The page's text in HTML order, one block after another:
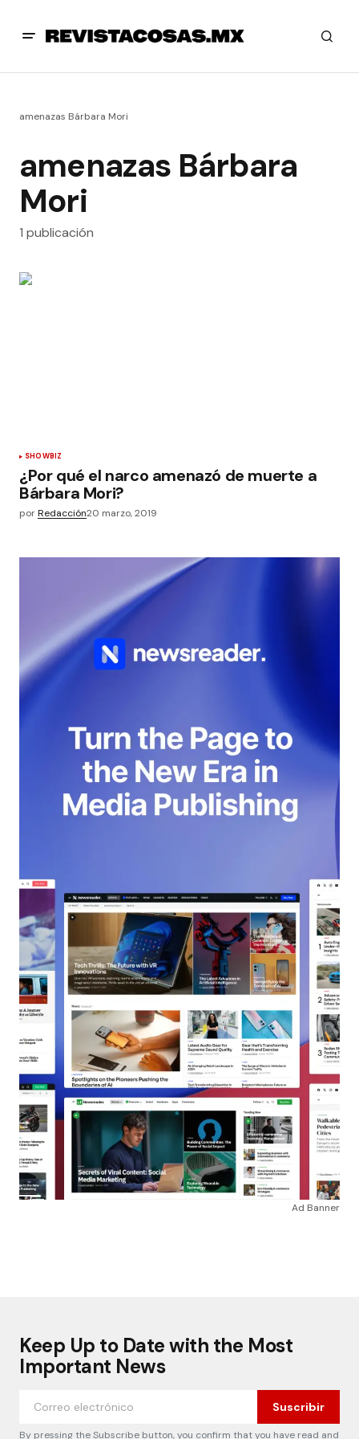
amenazas Bárbara Mori
amenazas Bárbara
Mori
1 publicación
SHOWBIZ
¿Por qué el narco amenazó de muerte a
Bárbara Mori?
porRedacción20 marzo, 2019
Ad Banner
Keep Up to Date with the Most
Important News
Suscribir
By pressing the Subscribe button, you confirm that you have read and